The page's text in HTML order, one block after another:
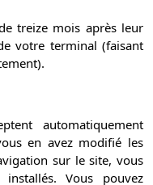
treize mois après leur
votre terminal (faisant
automatiquement
en avez modifié les
sur le site, vous
Vous pouvez